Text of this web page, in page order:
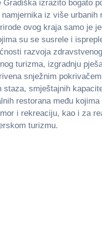
izrazito bogato
iz više urbanih
ovog kraja samo je
su se susrele i
razvoja
turizma, izgradnju
snježnim
smještajnih
restorana među
i rekreaciju, kao i za
turizmu.